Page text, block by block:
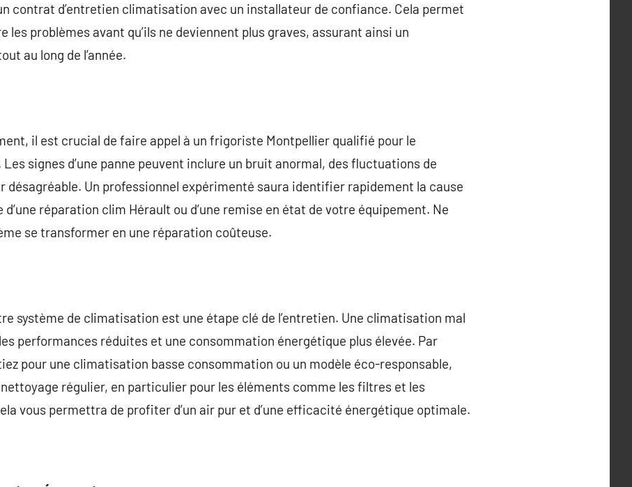
contrat d’entretien climatisation avec un installateur de confiance. Cela permet
les problèmes avant qu’ils ne deviennent plus graves, assurant ainsi un
au long de l’année.
il est crucial de faire appel à un frigoriste Montpellier qualifié pour le
signes d’une panne peuvent inclure un bruit anormal, des fluctuations de
désagréable. Un professionnel expérimenté saura identifier rapidement la cause
d’une réparation clim Hérault ou d’une remise en état de votre équipement. Ne
se transformer en une réparation coûteuse.
système de climatisation est une étape clé de l’entretien. Une climatisation mal
performances réduites et une consommation énergétique plus élevée. Par
pour une climatisation basse consommation ou un modèle éco-responsable,
régulier, en particulier pour les éléments comme les filtres et les
vous permettra de profiter d’un air pur et d’une efficacité énergétique optimale.